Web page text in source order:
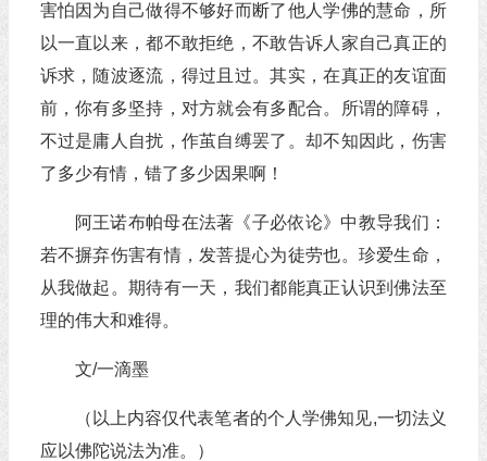
害怕因为自己做得不够好而断了他人学佛的慧命，所
以一直以来，都不敢拒绝，不敢告诉人家自己真正的
诉求，随波逐流，得过且过。其实，在真正的友谊面
前，你有多坚持，对方就会有多配合。所谓的障碍，
不过是庸人自扰，作茧自缚罢了。却不知因此，伤害
了多少有情，错了多少因果啊！
阿王诺布帕母在法著《子必依论》中教导我们：
若不摒弃伤害有情，发菩提心为徒劳也。珍爱生命，
从我做起。期待有一天，我们都能真正认识到佛法至
理的伟大和难得。
文/一滴墨
（以上内容仅代表笔者的个人学佛知见,一切法义
应以佛陀说法为准。）